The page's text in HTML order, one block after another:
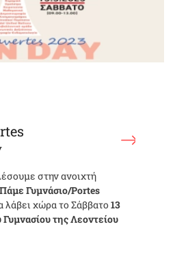
στην ανοιχτή
Γυμνάσιο/Portes
λάβει χώρα το Σάββατο13
της Λεοντείου